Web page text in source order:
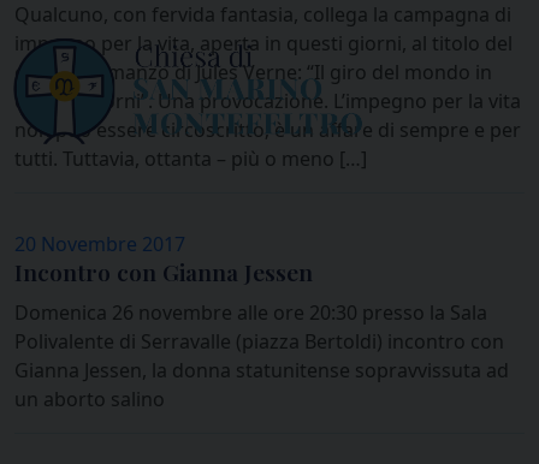
Qualcuno, con fervida fantasia, collega la campagna di
impegno per la vita, aperta in questi giorni, al titolo del
celebre romanzo di Jules Verne: “Il giro del mondo in
ottanta giorni”. Una provocazione. L’impegno per la vita
non può essere circoscritto; è un affare di sempre e per
tutti. Tuttavia, ottanta – più o meno […]
20 Novembre 2017
Incontro con Gianna Jessen
Domenica 26 novembre alle ore 20:30 presso la Sala
Polivalente di Serravalle (piazza Bertoldi) incontro con
Gianna Jessen, la donna statunitense sopravvissuta ad
un aborto salino